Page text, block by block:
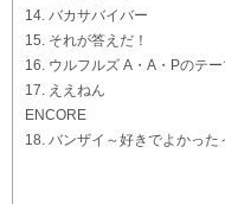
14. バカサバイバー
15. それが答えだ！
16. ウルフルズ A・A・Pのテー
17. ええねん
ENCORE
18. バンザイ～好きでよかった